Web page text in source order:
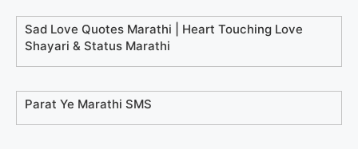
Sad Love Quotes Marathi | Heart Touching Love
Shayari & Status Marathi
Parat Ye Marathi SMS